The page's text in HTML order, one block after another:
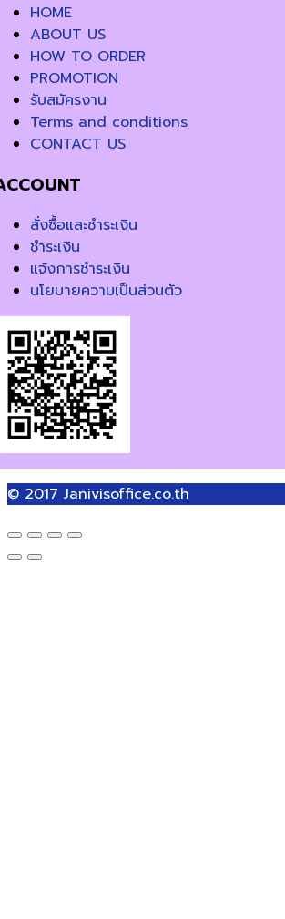
HOME
ABOUT US
HOW TO ORDER
PROMOTION
รับสมัครงาน
Terms and conditions
CONTACT US
สั่งซื้อและชำระเงิน
ชำระเงิน
แจ้งการชำระเงิน
นโยบายความเป็นส่วนตัว
© 2017 Janivisoffice.co.th